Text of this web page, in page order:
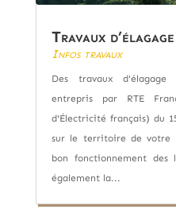
Travaux d’élagage
Infos travaux
Des travaux
entrepris par RTE
d'Électricité français) du
sur le territoire de votre
bon fonctionnement des
également la...